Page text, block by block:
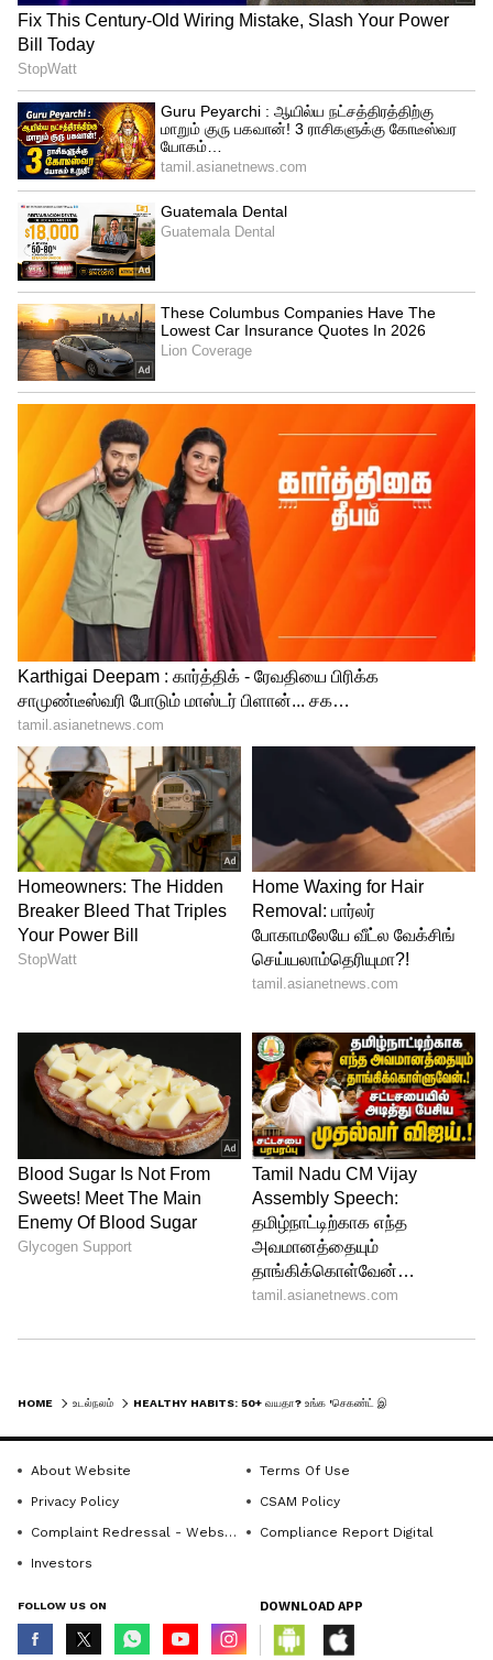
Image Credit :Getty
'மனசு விட்டு' பேசுங்கள்!
50 வயதிற்கு மேல் பலரையும் வாட்டுவது
தனிமை தான். இதுவே பல நோய்களுக்குக்
காரணம். பழைய நண்பர்களுடன் பேசுவது,
புதிய மனிதர்களிடம் பழகுவது என
சமூகத்தோடு தொடர்பில் இருங்கள். மன
அழுத்தம் எட்டியே பார்க்காது!
4
Image Credit :Getty
பற்களை கவனிங்க... இதயம் வாழ்த்தும்!
பற்களில் அல்லது ஈறுகளில் ஏற்படும்
தொற்றுகள் (Gum diseases) இதய
நோய்களோடு தொடர்புடையவை என்பது
உங்களுக்குத் தெரியுமா? 50 பிளஸ் வயதில்
வாய் ஆரோக்கியம் மிக முக்கியம்.
வருடத்திற்கு ஒருமுறை பல் மருத்துவரை
7
இரவு 8 மணி டின்னர் ரூல்!
HOME உடல்நலம்
About Website
Terms Of Use
Privacy Policy
CSAM Policy
Complaint Redressal - Website
Compliance Report Digital
Investors
FOLLOW US ON DOWNLOAD APP